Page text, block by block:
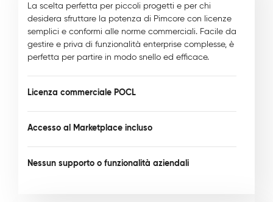
La scelta perfetta per piccoli progetti e per chi
desidera sfruttare la potenza di Pimcore con licenze
semplici e conformi alle norme commerciali. Facile da
gestire e priva di funzionalità enterprise complesse, è
perfetta per partire in modo snello ed efficace.
Licenza commerciale POCL
Accesso al Marketplace incluso
Nessun supporto o funzionalità aziendali